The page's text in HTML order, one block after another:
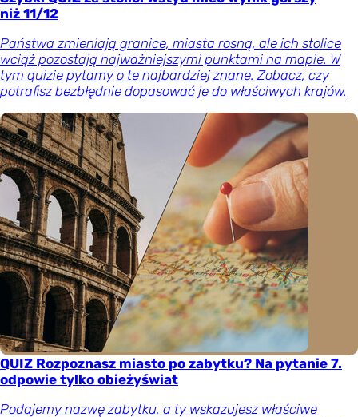
niż 11/12
Państwa zmieniają granice, miasta rosną, ale ich stolice
wciąż pozostają najważniejszymi punktami na mapie. W
tym quizie pytamy o te najbardziej znane. Zobacz, czy
potrafisz bezbłędnie dopasować je do właściwych krajów.
QUIZ Rozpoznasz miasto po zabytku? Na pytanie 7.
odpowie tylko obieżyświat
Podajemy nazwę zabytku, a ty wskazujesz właściwe